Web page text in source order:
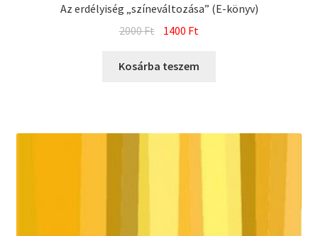
Az erdélyiség „színeváltozása” (E-könyv)
2000Ft Original
was:
1400 Ft
is:
Kosárba teszem